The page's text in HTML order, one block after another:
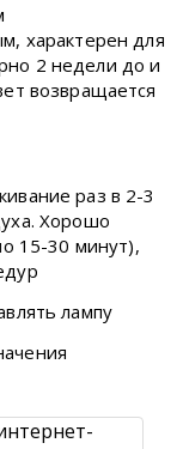
характерен для
2 недели до и
возвращается
раз в 2-3
Хорошо
15-30 минут),
лампу